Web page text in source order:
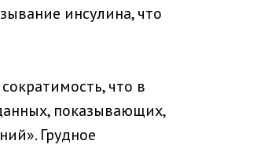
инсулина, что
что в
показывающих,
Грудное